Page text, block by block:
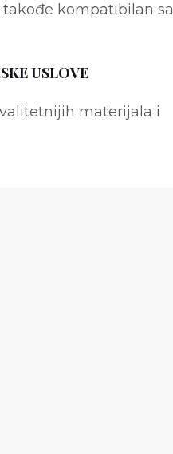
kompatibilan sa
USLOVE
materijala i